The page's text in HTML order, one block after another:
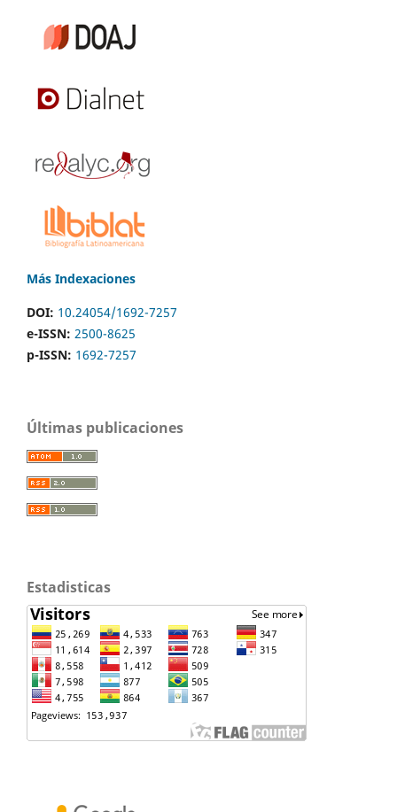
Más Indexaciones
DOI: 10.24054/1692-7257
e-ISSN: 2500-8625
p-ISSN: 1692-7257
Últimas publicaciones
Estadisticas